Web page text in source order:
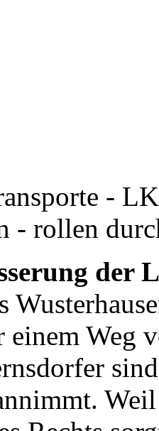
-
- rollen
der
Weg